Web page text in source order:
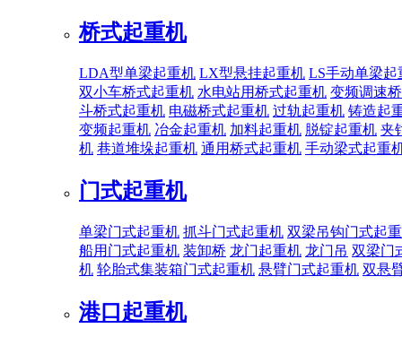
桥式起重机
LDA型单梁起重机 LX型悬挂起重机 LS手动单梁起
双小车桥式起重机 水电站用桥式起重机 变频调速
斗桥式起重机 电磁桥式起重机 过轨起重机 铸造起
变频起重机 冶金起重机 加料起重机 脱锭起重机 夹
机 巷道堆垛起重机 通用桥式起重机 手动梁式起重
门式起重机
单梁门式起重机 抓斗门式起重机 双梁吊钩门式起
船用门式起重机 装卸桥 龙门起重机 龙门吊 双梁门
机 轮胎式集装箱门式起重机 悬臂门式起重机 双悬
港口起重机